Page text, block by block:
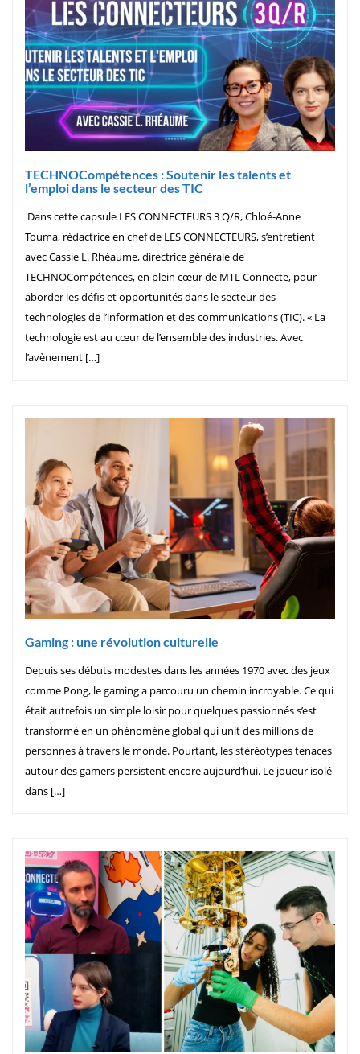
TECHNOCompétences : Soutenir les talents et
l’emploi dans le secteur des TIC
Dans cette capsule LES CONNECTEURS 3 Q/R, Chloé-Anne
Touma, rédactrice en chef de LES CONNECTEURS, s’entretient
avec Cassie L. Rhéaume, directrice générale de
TECHNOCompétences, en plein cœur de MTL Connecte, pour
aborder les défis et opportunités dans le secteur des
technologies de l’information et des communications (TIC). « La
technologie est au cœur de l’ensemble des industries. Avec
l’avènement […]
Gaming : une révolution culturelle
Depuis ses débuts modestes dans les années 1970 avec des jeux
comme Pong, le gaming a parcouru un chemin incroyable. Ce qui
était autrefois un simple loisir pour quelques passionnés s’est
transformé en un phénomène global qui unit des millions de
personnes à travers le monde. Pourtant, les stéréotypes tenaces
autour des gamers persistent encore aujourd’hui. Le joueur isolé
dans […]